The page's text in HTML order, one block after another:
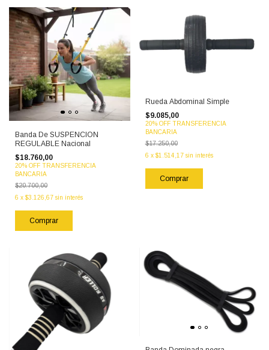
Banda De SUSPENCION
REGULABLE Nacional
$18.760,00
20% OFF TRANSFERENCIA
BANCARIA
$20.700,00
6 x $3.126,67 sin interés
Rueda Abdominal Simple
$9.085,00
20% OFF TRANSFERENCIA
BANCARIA
$17.250,00
6 x $1.514,17 sin interés